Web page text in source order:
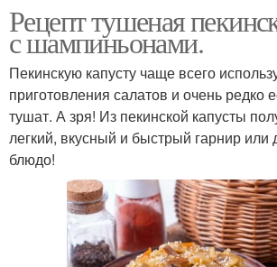
Рецепт тушеная
с шампиньонами.
Пекинскую капусту чаще всего
приготовления салатов и очень редко
тушат. А зря! Из пекинской капусты
легкий, вкусный и быстрый гарнир
блюдо!